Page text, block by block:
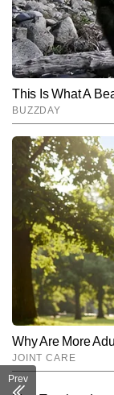
Prev